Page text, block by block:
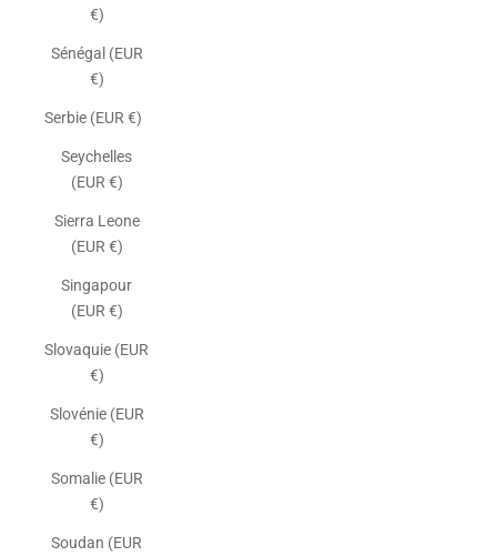
€)
Sénégal (EUR
€)
Serbie (EUR €)
Seychelles
(EUR €)
Sierra Leone
(EUR €)
Singapour
(EUR €)
Slovaquie (EUR
€)
Slovénie (EUR
€)
Somalie (EUR
€)
Soudan (EUR